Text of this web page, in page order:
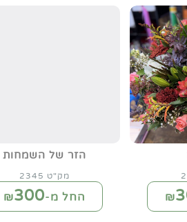
הזר של השמחות
מק"ט 2345
החל מ-₪300